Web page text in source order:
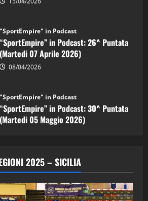
(Martedi 07 Aprile 2026)
08/04/2026
(Martedi 05 Maggio 2026)
08/05/2026
“SportEmpire” in Podcast: 29^ Puntata
(Martedi 28 Aprile 2026)
28/04/2026
2025 – SICILIA